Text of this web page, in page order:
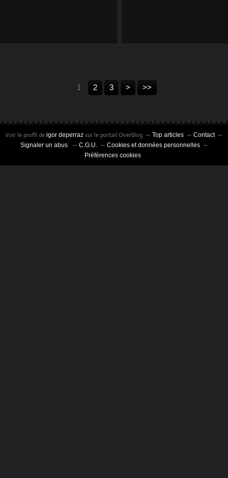
1 2 3 > >>
Voir le profil de igor deperraz sur le portail Overblog Top articles
Contact
Signaler un abus
C.G.U.
Cookies et données personnelles
Préférences cookies